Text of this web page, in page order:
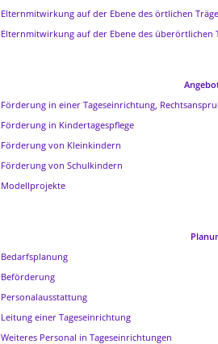
Elternmitwirkung auf der Ebene des örtlichen
Elternmitwirkung auf der Ebene des überörtlichen
Förderung in einer Tageseinrichtung,
Förderung in Kindertagespflege
Förderung von Kleinkindern
Förderung von Schulkindern
Modellprojekte
Bedarfsplanung
Beförderung
Personalausstattung
Leitung einer Tageseinrichtung
Weiteres Personal in Tageseinrichtungen